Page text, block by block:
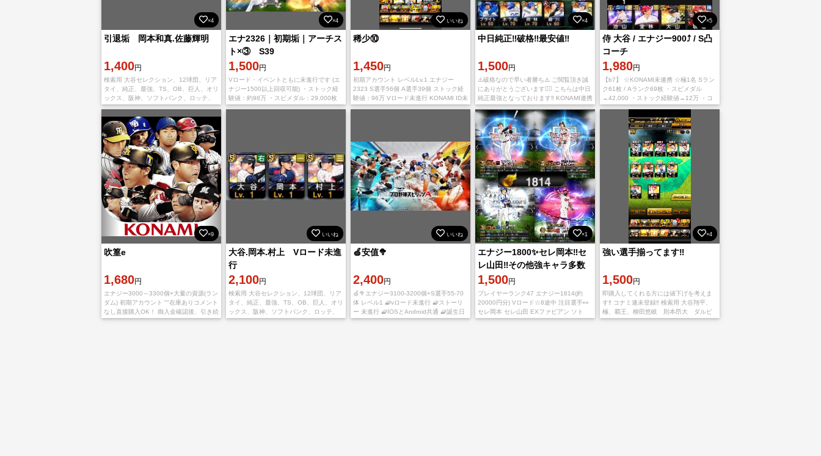
×4
引退垢 岡本和真.佐藤輝明
1,400円
検索用 大谷セレクション、12球団、リア
タイ、純正、最強、TS、OB、巨人、オリ
ックス、阪神、ソフトバンク、ロッテ、
楽天、日ハム、広島カープ、西武、中
日、ヤクルト 未進行 ダルビッシュ ソフ
トバンク
×4
エナ2326｜初期垢｜アーチス
ト×③ S39
1,500円
Vロード・イベントともに未進行です (エ
ナジー1500以上回収可能) ・ストック経
験値：約98万 ・スピメダル：29,000枚
・・KONAMI ID未連携 【アーチスト】
いいね
稀少⑩
1,450円
初期アカウント レベルLv.1 エナジー
2323 S選手56個 A選手39個 ストック経
験値：96万 Vロード未進行 KONAMI ID未
連携になります 御入金確認後、引き続き
×4
中日純正‼️破格‼️最安値‼️
1,500円
⚠️破格なので早い者勝ち⚠️ ご閲覧頂き誠
にありがとうございます🙇‍♀️ こちらは中日
純正最強となっております‼️ KONAMI連携
は削除済みor未練系です❣️ 是非購入お待ち
しております🙇‍♀
×5
侍 大谷 / エナジー900⤴︎ / S凸
コーチ
1,980円
【b7】 ☆KONAMI未連携 ☆極1名 Sラン
ク61枚 / Aランク69枚 ・スピメダル
→42,000 ・ストック経験値→12万 ・コ
イン→115万 ・特訓コーチ多数
×9
吹篁e
1,680円
エナジー3000～3300個+大量の資源(ラン
ダム) 初期アカウント ""在庫ありコメント
なし直接購入OK！ 御入金確認後、引き続
きIDとパスワードを送らせて頂きます。
いいね
大谷.岡本.村上 Vロード未進
行
2,100円
検索用 大谷セレクション、12球団、リア
タイ、純正、最強、TS、OB、巨人、オリ
ックス、阪神、ソフトバンク、ロッテ、
楽天、日ハム、広島カープ、西武、中
いいね
🍏安值🥦
2,400円
🍏🥦エナジー3100-3200個+S選手55-70
体 レベル1 🧇vロード未進行 🧇ストーリ
ー 未進行 🧇IOSとAndroid共通 🧇誕生日
未設定 🧇未課金未連携 🧇引き継ぎIDとパ
×1
エナジー1800✨セレ岡本‼️セ
レ山田‼️その他強キャラ多数
S61
1,500円
プレイヤーランク47 エナジー1814(約
20000円分) Vロード☆8途中 注目選手👀
セレ岡本 セレ山田 EXファビアン ソト
25EX今宮 25平良 25牧 24THオーステ
×4
強い選手揃ってます‼️
1,500円
即購入してくれる方には値下げを考えま
す‼️ コナミ連未登録‼️ 検索用 大谷翔平、
極、覇王、柳田悠岐 則本昂大 ダルビ
ッシュ有 山田哲人 鈴木誠也 中村剛